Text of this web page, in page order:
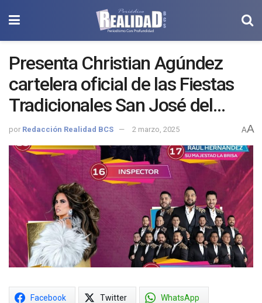
Presenta Christian Agúndez
cartelera oficial de las Fiestas
Tradicionales San José del
Cabo 2025
por Redacción Realidad BCS 2 marzo, 2025 AA
Facebook Twitter WhatsApp